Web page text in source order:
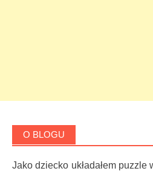
O BLOGU
Jako dziecko układałem puzzle